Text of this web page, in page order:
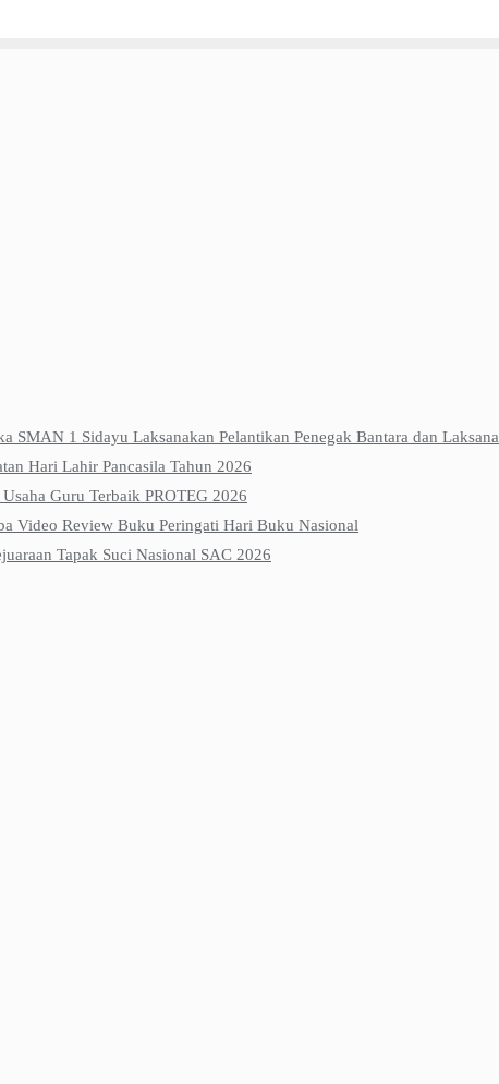
SMAN 1 Sidayu Laksanakan Pelantikan Penegak Bantara dan Laksana
Hari Lahir Pancasila Tahun 2026
Guru Terbaik PROTEG 2026
Video Review Buku Peringati Hari Buku Nasional
Tapak Suci Nasional SAC 2026